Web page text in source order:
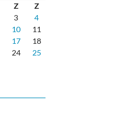
Z
Z
3
4
10
11
17
18
24
25